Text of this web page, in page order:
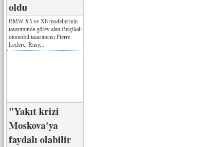
oldu
BMW X5 ve X6 modellerinin
tasarımında görev alan Belçikalı
otomobil tasarımcısı Pierre
Leclerc, Rusy...
"Yakıt krizi
Moskova'ya
faydalı olabilir